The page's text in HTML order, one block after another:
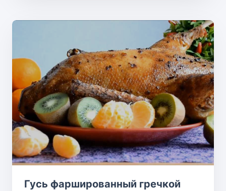
Гусь фаршированный гречкой